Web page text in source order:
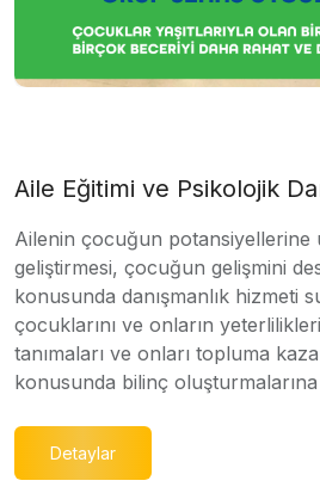
Aile Eğitimi ve Psikolojik
Ailenin çocuğun potansiyellerine
geliştirmesi, çocuğun gelişmini
konusunda danışmanlık hizmeti
çocuklarını ve onların
tanımaları ve onları topluma
konusunda bilinç oluşturmalarına
Detaylar